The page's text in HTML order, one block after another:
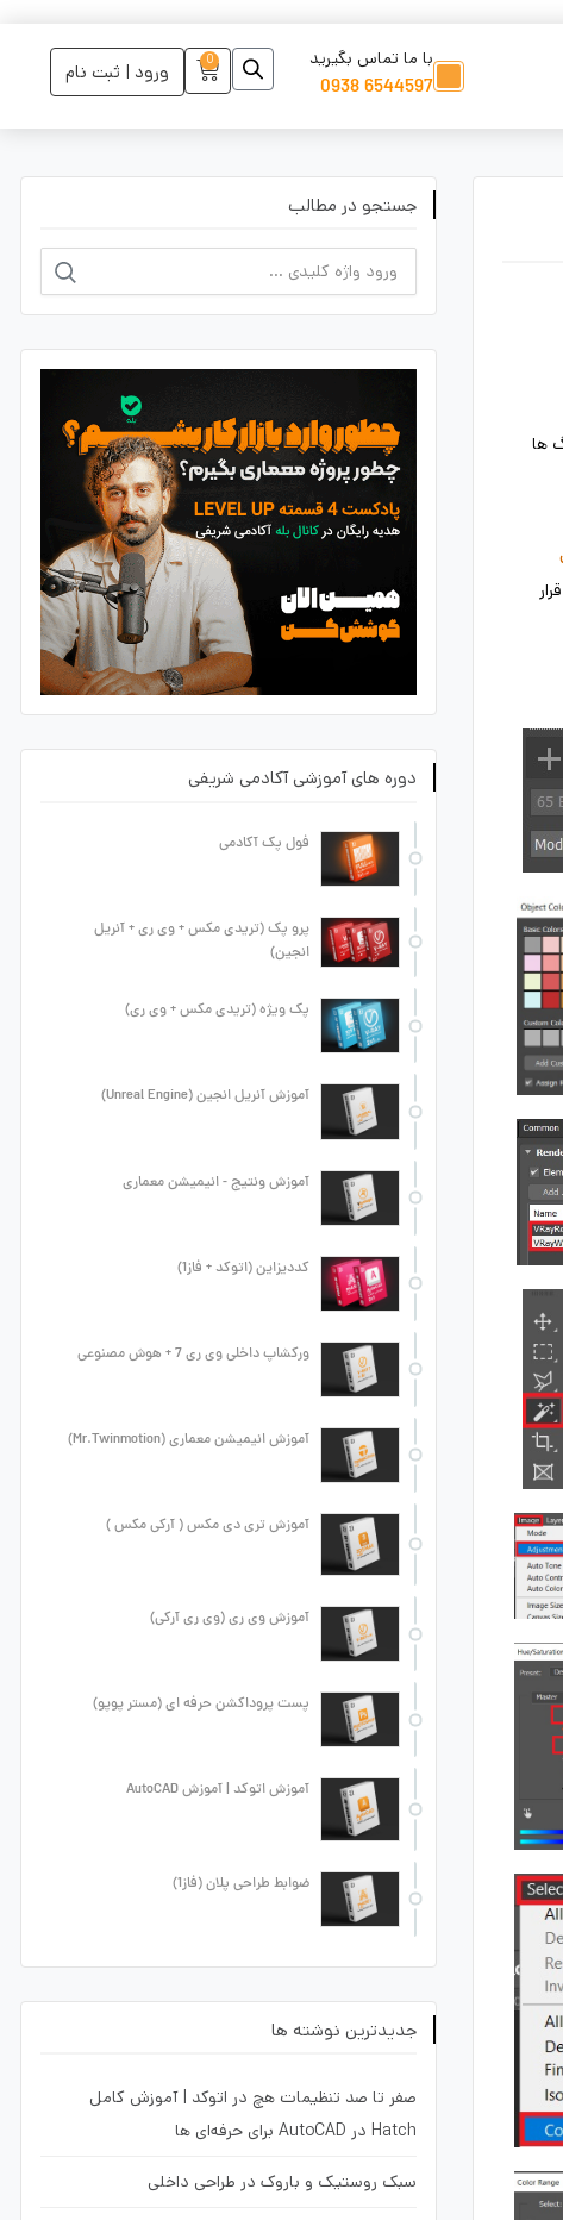
ورود | ثبت نام 0 با ما تماس بگیرید
6544597 0938
ها
جستجو در مطالب
دوره های آموزشی آکادمی شریفی
فول پک آکادمی
پرو پک (تریدی مکس + وی ری + آنریل
انجین)
پک ویژه (تریدی مکس + وی ری)
آموزش آنریل انجین (Unreal Engine)
آموزش ونتیج - انیمیشن معماری
کددیزاین (اتوکد + فاز1)
ورکشاپ داخلی وی ری 7 + هوش مصنوعی
آموزش انیمیشن معماری (Mr.Twinmotion)
آموزش تری دی مکس ( آرکی مکس )
آموزش وی ری (وی ری آرکی)
پست پروداکشن حرفه ای (مستر پوپو)
آموزش اتوکد | آموزش AutoCAD
ضوابط طراحی پلان (فاز1)
جدیدترین نوشته ها
صفر تا صد تنظیمات هچ در اتوکد | آموزش کامل
Hatch در AutoCAD برای حرفه‌ای ها
سبک روستیک و باروک در طراحی داخلی